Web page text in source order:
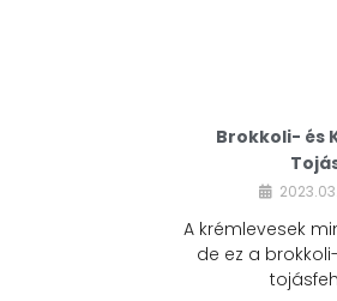
Brokkoli- és
A krémlevesek
de ez a